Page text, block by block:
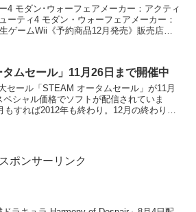
4 モダン･ウォーフェアメーカー：アクティ
ーティ4 モダン・ウォーフェアメーカー：
ゲームWii《予約商品12月発売》販売店：
ムセール」11月26日まで開催中
セール「STEAM オータムセール」が11月
シャル価格でソフトが配信されていま
スポンサーリンク